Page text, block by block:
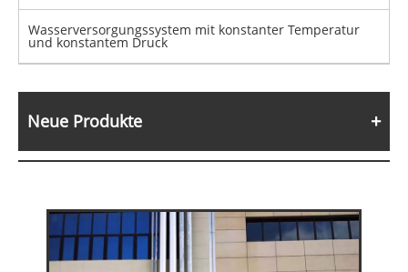
Wasserversorgungssystem mit konstanter Temperatur
und konstantem Druck
Neue Produkte